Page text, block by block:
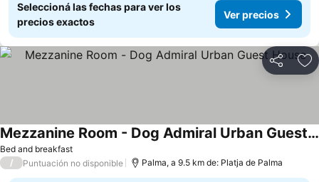
Seleccioná las fechas para ver los
precios exactos
Ver precios
Compartir
Bed and breakfast
Mezzanine Room - Dog Admiral Urban Guest House
/ Puntuación no disponible Palma, a 9.5 km de: Platja de Palma